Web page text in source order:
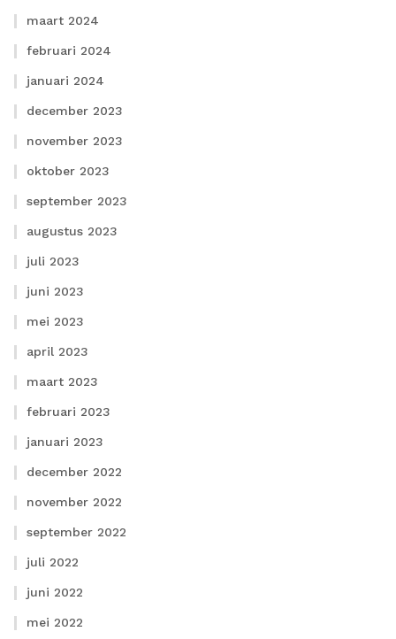
maart 2024
februari 2024
januari 2024
december 2023
november 2023
oktober 2023
september 2023
augustus 2023
juli 2023
juni 2023
mei 2023
april 2023
maart 2023
februari 2023
januari 2023
december 2022
november 2022
september 2022
juli 2022
juni 2022
mei 2022